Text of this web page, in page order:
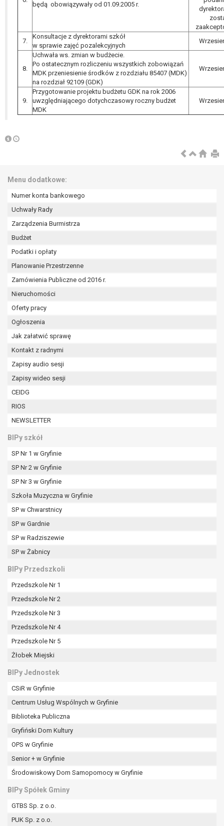
będą obowiązywały od 01.09.2005 r.
7.
Konsultacje z dyrektorami szkół
w sprawie zajęć pozalekcyjnych
8.
Uchwała ws. zmian w budżecie.
Po ostatecznym rozliczeniu wszystkich zobowiązań
MDK przeniesienie środków z rozdziału 85407 (MDK)
na rozdział 92109 (GDK)
9.
Przygotowanie projektu budżetu GDK na rok 2006
uwzględniającego dotychczasowy roczny budżet
MDK
Menu dodatkowe:
Numer konta bankowego
Uchwały Rady
Zarządzenia Burmistrza
Budżet
Podatki i opłaty
Planowanie Przestrzenne
Zamówienia Publiczne od 2016 r.
Nieruchomości
Oferty pracy
Ogłoszenia
Jak załatwić sprawę
Kontakt z radnymi
Zapisy audio sesji
Zapisy wideo sesji
CEIDG
RIOS
NEWSLETTER
BIPy szkół
SP Nr 1 w Gryfinie
SP Nr 2 w Gryfinie
SP Nr 3 w Gryfinie
Szkoła Muzyczna w Gryfinie
SP w Chwarstnicy
SP w Gardnie
SP w Radziszewie
SP w Żabnicy
BIPy Przedszkoli
Przedszkole Nr 1
Przedszkole Nr 2
Przedszkole Nr 3
Przedszkole Nr 4
Przedszkole Nr 5
Żłobek Miejski
BIPy Jednostek
CSiR w Gryfinie
Centrum Usług Wspólnych w Gryfinie
Biblioteka Publiczna
Gryfiński Dom Kultury
OPS w Gryfinie
Senior + w Gryfinie
Środowiskowy Dom Samopomocy w Gryfinie
BIPy Spółek Gminy
GTBS Sp. z o.o.
PUK Sp. z o.o.